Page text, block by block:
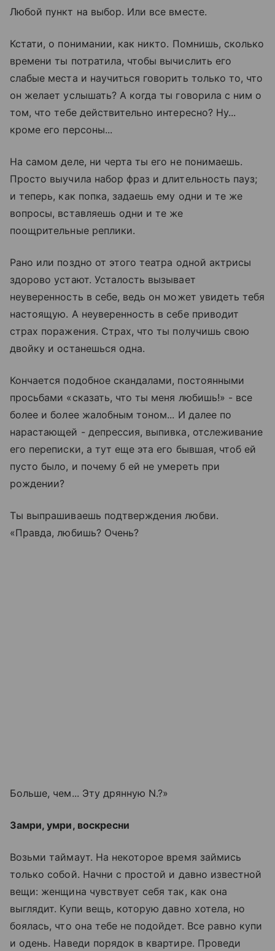
Любой пункт на выбор. Или все вместе.
Кстати, о понимании, как никто. Помнишь, сколько
времени ты потратила, чтобы вычислить его
слабые места и научиться говорить только то, что
он желает услышать? А когда ты говорила с ним о
том, что тебе действительно интересно? Ну...
кроме его персоны...
На самом деле, ни черта ты его не понимаешь.
Просто выучила набор фраз и длительность пауз;
и теперь, как попка, задаешь ему одни и те же
вопросы, вставляешь одни и те же
поощрительные реплики.
Рано или поздно от этого театра одной актрисы
здорово устают. Усталость вызывает
неуверенность в себе, ведь он может увидеть тебя
настоящую. А неуверенность в себе приводит
страх поражения. Страх, что ты получишь свою
двойку и останешься одна.
Кончается подобное скандалами, постоянными
просьбами «сказать, что ты меня любишь!» - все
более и более жалобным тоном... И далее по
нарастающей - депрессия, выпивка, отслеживание
его переписки, а тут еще эта его бывшая, чтоб ей
пусто было, и почему б ей не умереть при
рождении?
Ты выпрашиваешь подтверждения любви.
«Правда, любишь? Очень?
Больше, чем... Эту дрянную N.?»
Замри, умри, воскресни
Возьми таймаут. На некоторое время займись
только собой. Начни с простой и давно известной
вещи: женщина чувствует себя так, как она
выглядит. Купи вещь, которую давно хотела, но
боялась, что она тебе не подойдет. Все равно купи
и одень. Наведи порядок в квартире. Проведи